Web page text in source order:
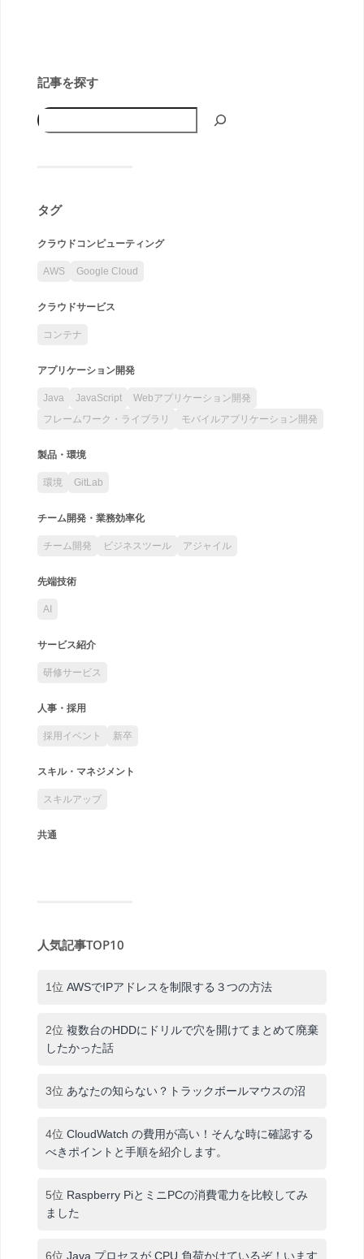
記事を探す
タグ
クラウドコンピューティング
AWS Google Cloud
クラウドサービス
コンテナ
アプリケーション開発
Java JavaScript
Webアプリケーション開発
フレームワーク・ライブラリ
モバイルアプリケーション開発
製品・環境
環境 GitLab
チーム開発・業務効率化
チーム開発 ビジネスツール アジャイル
先端技術
AI
サービス紹介
研修サービス
人事・採用
採用イベント 新卒
スキル・マネジメント
スキルアップ
共通
人気記事TOP10
1位 AWSでIPアドレスを制限する３つの方法
2位 複数台のHDDにドリルで穴を開けてまとめて廃棄
したかった話
3位 あなたの知らない？トラックボールマウスの沼
4位 CloudWatch の費用が高い！そんな時に確認する
べきポイントと手順を紹介します。
5位 Raspberry PiとミニPCの消費電力を比較してみ
ました
6位 Java プロセスが CPU 負荷かけているぞ！います